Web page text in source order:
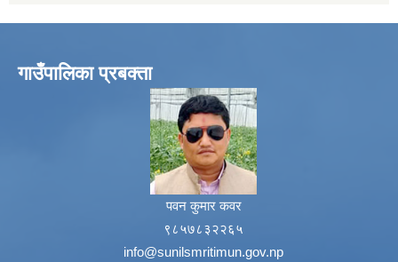
गाउँपालिका प्रबक्ता
पवन कुमार कवर
९८५७८३२२६५
info@sunilsmritimun.gov.np